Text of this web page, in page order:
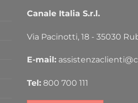
Canale Italia S.r.l.
Via Pacinotti, 18 - 35030
E-mail:
Tel: 800 700 111